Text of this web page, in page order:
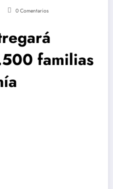
0 Comentarios
familias